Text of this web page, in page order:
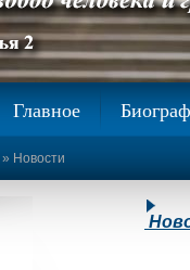
Главное
» Новости